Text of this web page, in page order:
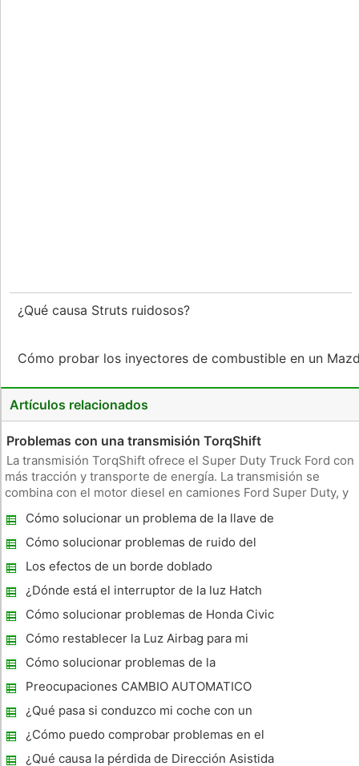
¿Qué causa Struts ruidosos?
Cómo probar los inyectores de combustible en un
Artículos relacionados
Problemas con una transmisión TorqShift
La transmisión TorqShift ofrece el Super Duty Truck Ford con
más tracción y transporte de energía. La transmisión se
combina con el motor diesel en camiones Ford Super Duty, y
informes de problemas que experimentan algunos de los
propiet
Cómo solucionar un problema de la llave de
ignición
Cómo solucionar problemas de ruido del
motor del cojinete principal
Los efectos de un borde doblado
¿Dónde está el interruptor de la luz Hatch
en un Ford Escort Wagon?
Cómo solucionar problemas de Honda Civic
Burning Oil
Cómo restablecer la Luz Airbag para mi
Pontiac Vibe
Cómo solucionar problemas de la
transmisión en un Chevy 1995
Preocupaciones CAMBIO AUTOMATICO
¿Qué pasa si conduzco mi coche con un
sensor mal Toc?
¿Cómo puedo comprobar problemas en el
motor común en un Chevy Silverado 2004?
¿Qué causa la pérdida de Dirección Asistida